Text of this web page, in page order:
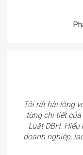
Tôi rất hài lòng
từng chi tiết
Luật DBH.
doanh nghiệp,